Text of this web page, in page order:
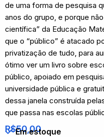
de uma forma de pesquisa
anos do grupo, e porque
científica” da Educação
que o “público” é atacado
privatização de tudo, para
ótimo ver um livro sobre
público, apoiado em
universidade pública e
dessa janela construída
que passa nas escolas
R$50,00
Em estoque